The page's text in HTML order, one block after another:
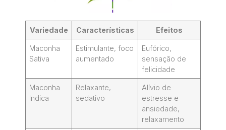
Variedade Características Efeitos
Maconha
Sativa
Estimulante, foco
aumentado
Eufórico,
sensação de
felicidade
Maconha
Indica
Relaxante,
sedativo
Alívio de
estresse e
ansiedade,
relaxamento